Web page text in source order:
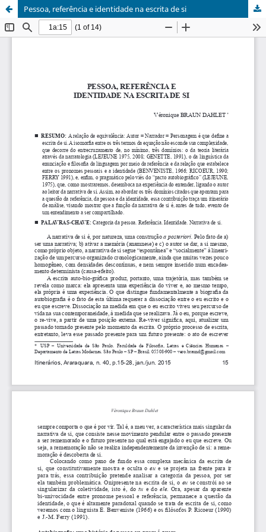
Pessoa, referência e identidade na escrita de si